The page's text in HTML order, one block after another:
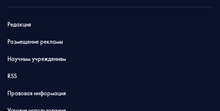
Редакция
Размещение рекламы
Научным учреждениям
RSS
Правовая информация